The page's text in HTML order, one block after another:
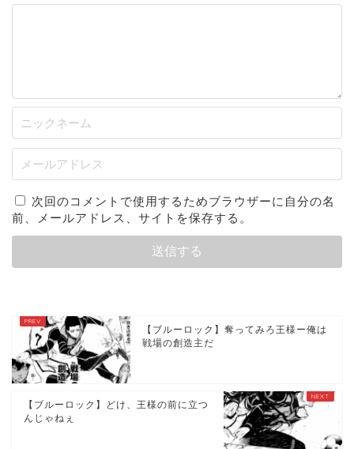
次回のコメントで使用するためブラウザーに自分の名
前、メールアドレス、サイトを保存する。
【ブルーロック】奪ってみろ王様ー俺は
戦場の創造主だ
【ブルーロック】どけ、王様の前に立つ
んじゃねぇ